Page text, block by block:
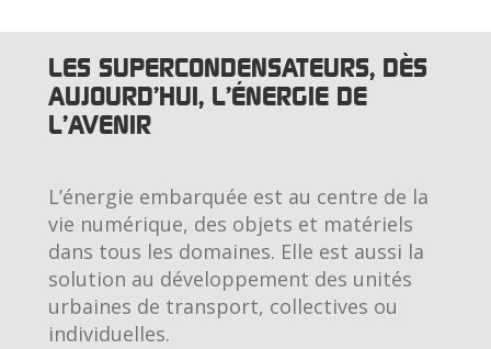
LES SUPERCONDENSATEURS, DÈS
AUJOURD'HUI, L'ÉNERGIE DE
L'AVENIR
L’énergie embarquée est au centre de la
vie numérique, des objets et matériels
dans tous les domaines. Elle est aussi la
solution au développement des unités
urbaines de transport, collectives ou
individuelles.